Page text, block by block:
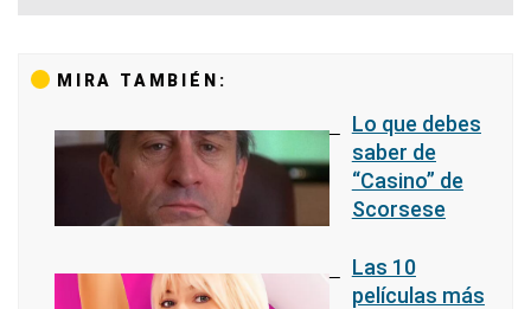
MIRA TAMBIÉN:
Lo que debes
saber de
“Casino” de
Scorsese
Las 10
películas más